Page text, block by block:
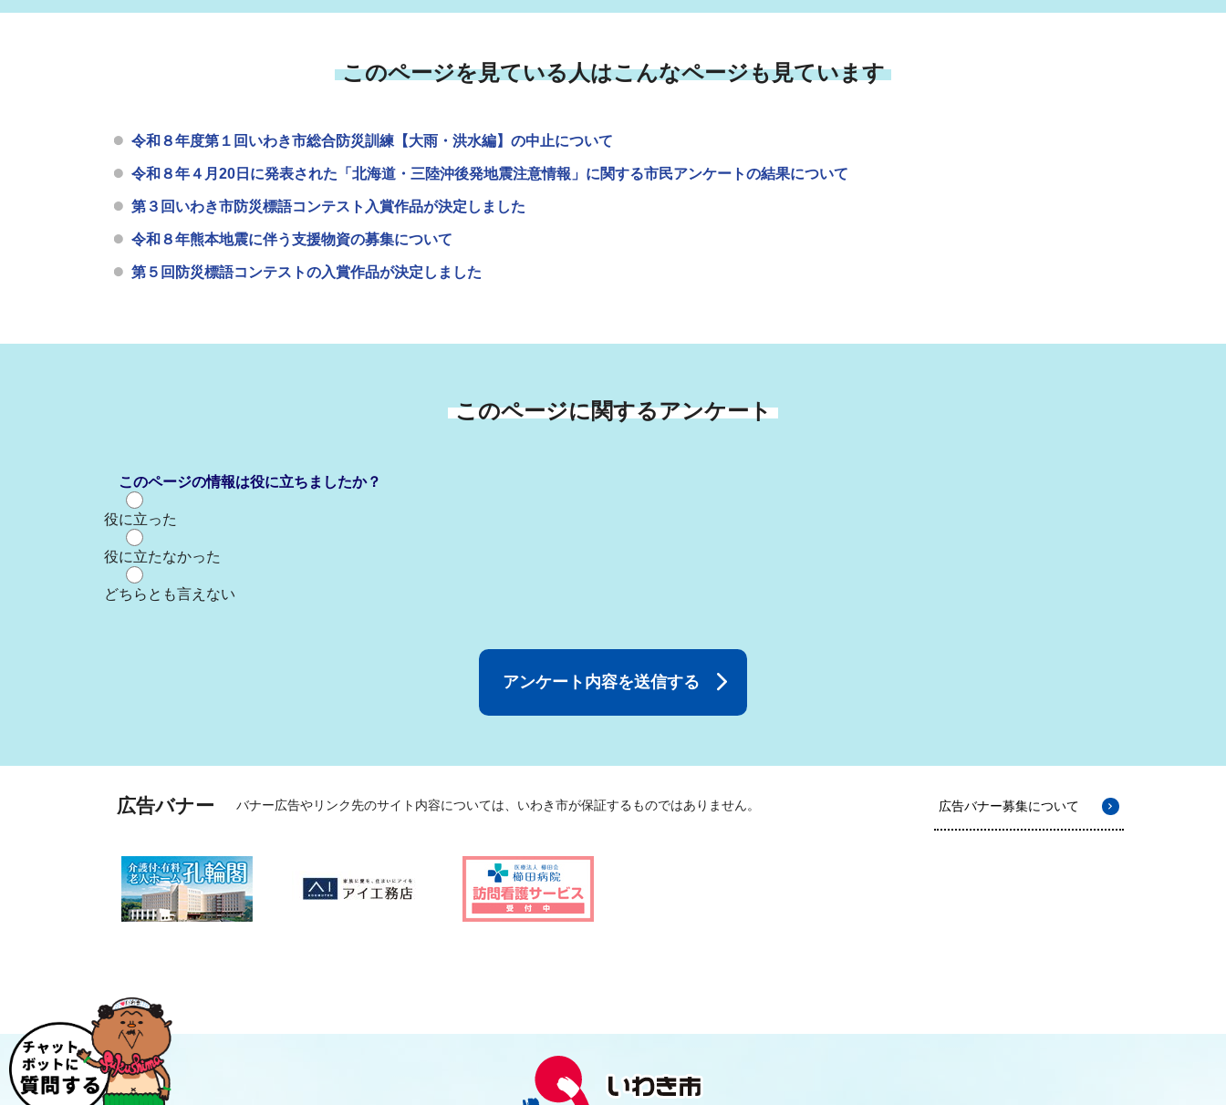
このページを見ている人はこんなページも見ています
令和８年度第１回いわき市総合防災訓練【大雨・洪水編】の中止について
令和８年４月20日に発表された「北海道・三陸沖後発地震注意情報」に関する市民アンケートの結果について
第３回いわき市防災標語コンテスト入賞作品が決定しました
令和８年熊本地震に伴う支援物資の募集について
第５回防災標語コンテストの入賞作品が決定しました
このページに関するアンケート
このページの情報は役に立ちましたか？
役に立った
役に立たなかった
どちらとも言えない
広告バナー バナー広告やリンク先のサイト内容については、いわき市が保証するものではありません。 広告バナー募集について